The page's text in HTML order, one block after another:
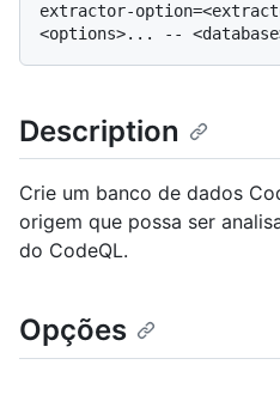
extractor-
Description
Crie um banco de dados
origem que possa ser
do CodeQL.
Opções